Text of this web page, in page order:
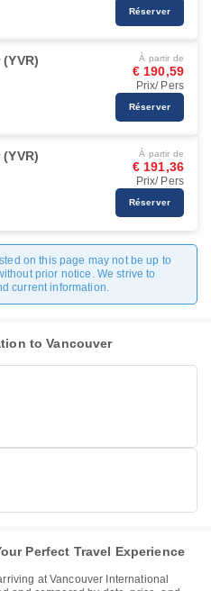
Réserver
À partir de
€ 190,59
Prix/ Pers
Réserver
À partir de
€ 191,36
Prix/ Pers
Réserver
on this page may not be up to
prior notice. We strive to
current information.
to Vancouver
Perfect Travel Experience
at Vancouver International